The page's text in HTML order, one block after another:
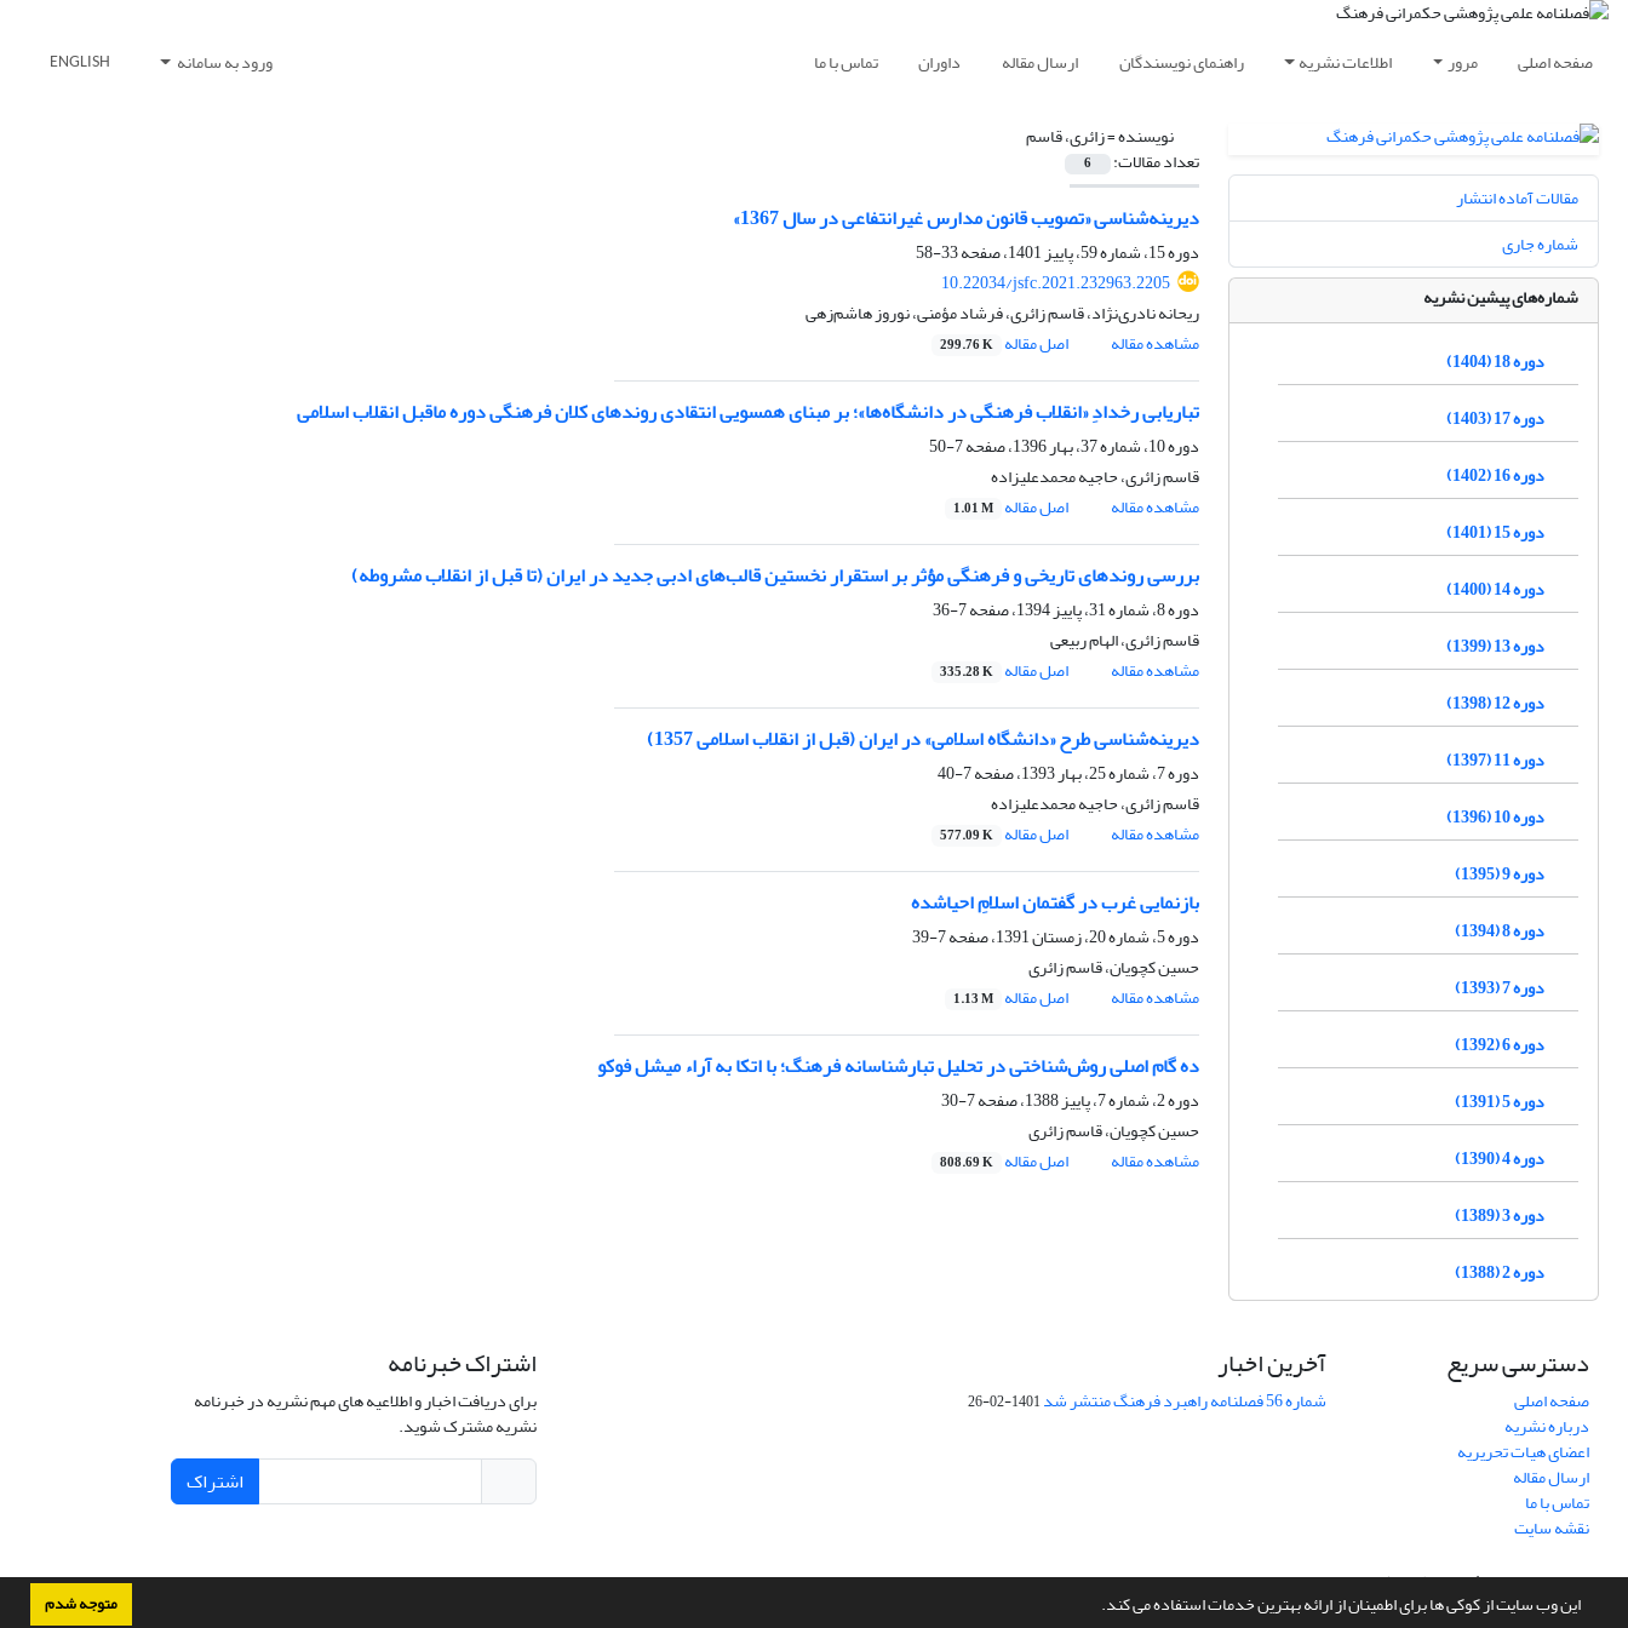
این وب سایت از کوکی ها برای اطمینان از ارائه بهترین خدمات استفاده می کند. متوجه شدم
صفحه اصلی مرور اطلاعات نشریه راهنمای نویسندگان ارسال مقاله داوران تماس با ما ورود به سامانه ENGLISH
نویسنده =زائری، قاسم
تعداد مقالات: 6
دیرینه‌‌شناسی «تصویب قانون مدارس غیرانتفاعی در سال 1367»
دوره 15، شماره 59، پاییز 1401، صفحه
33-58
10.22034/jsfc.2021.232963.2205
ریحانه نادری‌نژاد، قاسم زائری، فرشاد مؤمنی، نوروز هاشم‌زهی
مشاهده مقاله
اصل مقاله 299.76 K
تباریابی رخدادِ «انقلاب فرهنگی در دانشگاه‌ها»؛ بر مبنای همسویی انتقادی روند‌های کلان فرهنگی دوره ماقبل انقلاب اسلامی
دوره 10، شماره 37، بهار 1396، صفحه
7-50
قاسم زائری، حاجیه محمدعلیزاده
مشاهده مقاله
اصل مقاله 1.01 M
بررسی روند‌های تاریخی و فرهنگی مؤثر بر استقرار نخستین قالب‌‌های ادبی جدید در ایران (تا قبل از انقلاب مشروطه)
دوره 8، شماره 31، پاییز 1394، صفحه
7-36
قاسم زائری، الهام ربیعی
مشاهده مقاله
اصل مقاله 335.28 K
دیرینه‌شناسی طرح «دانشگاه اسلامی» در ایران (قبل از انقلاب اسلامی 1357)
دوره 7، شماره 25، بهار 1393، صفحه
7-40
قاسم زائری، حاجیه محمدعلیزاده
مشاهده مقاله
اصل مقاله 577.09 K
بازنمایی غرب در گفتمان اسلام‌ِ احیاشده
دوره 5، شماره 20، زمستان 1391، صفحه
7-39
حسین کچویان، قاسم زائری
مشاهده مقاله
اصل مقاله 1.13 M
ده گام اصلی روش‌شناختی در تحلیل تبارشناسانه فرهنگ؛ با اتکا به آراء میشل فوکو
دوره 2، شماره 7، پاییز 1388، صفحه
7-30
حسین کچویان، قاسم زائری
مشاهده مقاله
اصل مقاله 808.69 K
مقالات آماده انتشار
شماره جاری
شماره‌های پیشین نشریه
دوره 18 (1404)
دوره 17 (1403)
دوره 16 (1402)
دوره 15 (1401)
دوره 14 (1400)
دوره 13 (1399)
دوره 12 (1398)
دوره 11 (1397)
دوره 10 (1396)
دوره 9 (1395)
دوره 8 (1394)
دوره 7 (1393)
دوره 6 (1392)
دوره 5 (1391)
دوره 4 (1390)
دوره 3 (1389)
دوره 2 (1388)
دسترسی سریع
صفحه اصلی
درباره نشریه
اعضای هیات تحریریه
ارسال مقاله
تماس با ما
نقشه سایت
آخرین اخبار
شماره 56 فصلنامه راهبرد فرهنگ منتشر شد 1401-02-26
اشتراک خبرنامه
برای دریافت اخبار و اطلاعیه های مهم نشریه در خبرنامه
نشریه مشترک شوید.
اشتراک
سامانه مدیریت نشریات علمی.طراحی و پیاده سازی ازسیناوب